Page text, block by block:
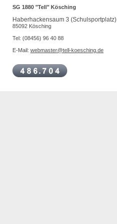
SG 1880 "Tell" Kösching
Haberhackensaum 3 (Schulsportplatz)
85092 Kösching
Tel: (08456) 96 40 88
E-Mail: webmaster@tell-koesching.de